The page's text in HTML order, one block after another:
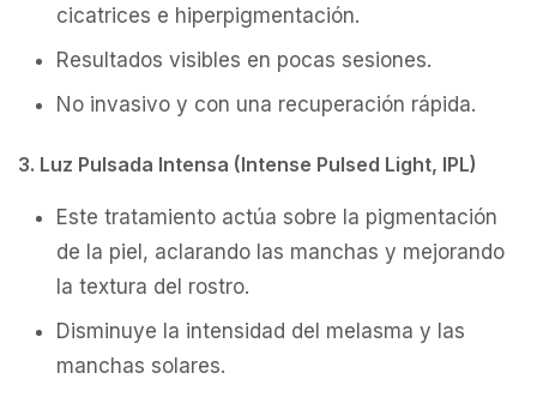
cicatrices e hiperpigmentación.
Resultados visibles en pocas sesiones.
No invasivo y con una recuperación rápida.
3. Luz Pulsada Intensa (Intense Pulsed Light, IPL)
Este tratamiento actúa sobre la pigmentación
de la piel, aclarando las manchas y mejorando
la textura del rostro.
Disminuye la intensidad del melasma y las
manchas solares.